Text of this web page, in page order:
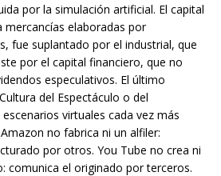
por la simulación artificial. El capital
mercancías elaboradas por
fue suplantado por el industrial, que
por el capital financiero, que no
especulativos. El último
del Espectáculo o del
virtuales cada vez más
no fabrica ni un alfiler:
por otros. You Tube no crea ni
comunica el originado por terceros.